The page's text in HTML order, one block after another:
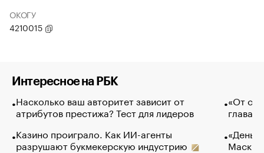
ОКОГУ
4210015
Интересное на РБК
Насколько ваш авторитет зависит от
атрибутов престижа? Тест для лидеров
Казино проиграло. Как ИИ-агенты
разрушают букмекерскую индустрию
«От
глава
Маск в